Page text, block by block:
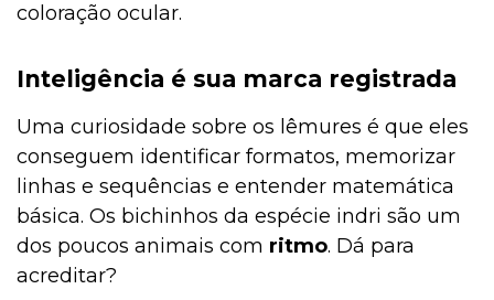
coloração ocular.
Inteligência é sua marca registrada
Uma curiosidade sobre os lêmures é que eles
conseguem identificar formatos, memorizar
linhas e sequências e entender matemática
básica. Os bichinhos da espécie indri são um
dos poucos animais com ritmo. Dá para
acreditar?